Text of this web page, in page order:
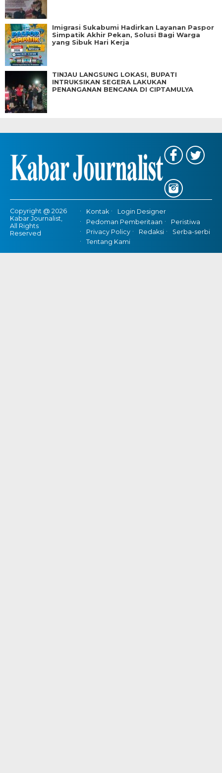
Imigrasi Sukabumi Hadirkan Layanan Paspor
Simpatik Akhir Pekan, Solusi Bagi Warga
yang Sibuk Hari Kerja
TINJAU LANGSUNG LOKASI, BUPATI
INTRUKSIKAN SEGERA LAKUKAN
PENANGANAN BENCANA DI CIPTAMULYA
Copyright @ 2026
Kabar Journalist,
All Rights
Reserved
Kontak
Login Designer
Pedoman Pemberitaan
Peristiwa
Privacy Policy
Redaksi
Serba-serbi
Tentang Kami